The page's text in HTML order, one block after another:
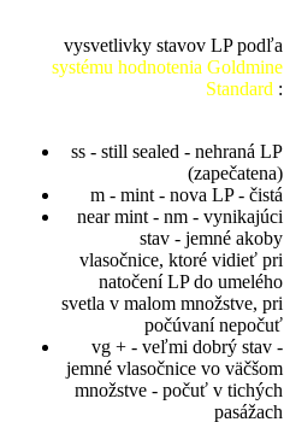
vysvetlivky stavov LP podľa
systému hodnotenia Goldmine
Standard :
ss - still sealed - nehraná LP
(zapečatena)
m - mint - nova LP - čistá
near mint - nm - vynikajúci
stav - jemné akoby
vlasočnice, ktoré vidieť pri
natočení LP do umelého
svetla v malom množstve, pri
počúvaní nepočuť
vg + - veľmi dobrý stav -
jemné vlasočnice vo väčšom
množstve - počuť v tichých
pasážach